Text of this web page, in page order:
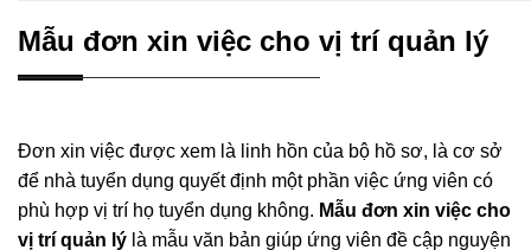
Mẫu đơn xin việc cho vị trí quản lý
Đơn xin việc được xem là linh hồn của bộ hồ sơ, là cơ sở
để nhà tuyển dụng quyết định một phần việc ứng viên có
phù hợp vị trí họ tuyển dụng không. Mẫu đơn xin việc cho
vị trí quản lý là mẫu văn bản giúp ứng viên đề cập nguyện